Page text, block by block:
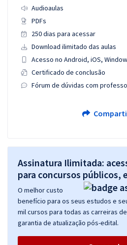
Audioaulas
PDFs
250 dias para acessar
Download ilimitado das aulas
Acesso no Android, iOS,
Certificado de conclusão
Fórum de dúvidas com
Assinatura Ilimitada:
para concursos públicos,
O melhor custo
benefício para os seus estudos e
mil cursos para todas as carreiras
garantia de atualização pós-edital.